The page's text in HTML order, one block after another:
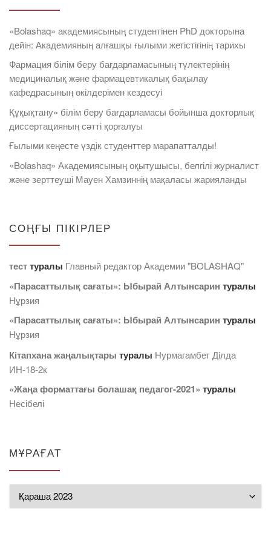
«Bolashaq» академиясының студентінен PhD докторына
дейін: Академияның алғашқы ғылыми жетістігінің тарихы
Фармация білім беру бағдарламасының түлектерінің
медициналық және фармацевтикалық бақылау
кафедрасының өкілдерімен кездесуі
Құқықтану» білім беру бағдарламасы бойынша докторлық
диссертацияның сәтті қорғалуы
Ғылыми кеңесте үздік студенттер марапатталды!
«Bolashaq» Академиясының оқытушысы, белгілі журналист
және зерттеуші Мауен Хамзиннің мақаласы жарияланды
СОҢҒЫ ПІКІРЛЕР
тесттуралы Главный редактор Академии "BOLASHAQ"
«Парасаттылық сағаты»: Ыбырай Алтынсарин туралы
Нұрзия
«Парасаттылық сағаты»: Ыбырай Алтынсарин туралы
Нұрзия
Кітапхана жаңалықтары туралы Нурмагамбет Дiлда
ИН-18-2к
«Жаңа форматтағы болашақ педагог-2021» туралы
Несібелі
МҰРАҒАТ